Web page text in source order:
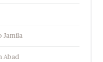
Jamila
Abad